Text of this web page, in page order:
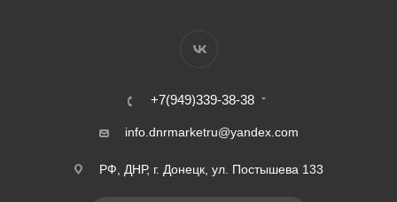
+7(949)339-38-38
info.dnrmarketru@yandex.com
РФ, ДНР, г. Донецк, ул. Постышева 133